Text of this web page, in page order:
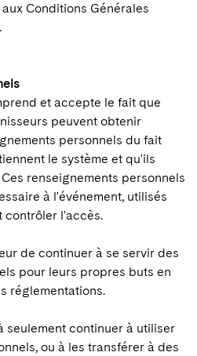
Conditions Générales
et accepte le fait que
peuvent obtenir
personnels du fait
le système et qu'ils
renseignements personnels
à l'événement, utilisés
contrôler l'accès.
de continuer à se servir des
pour leurs propres buts en
réglementations.
seulement continuer à utiliser
ou à les transférer à des